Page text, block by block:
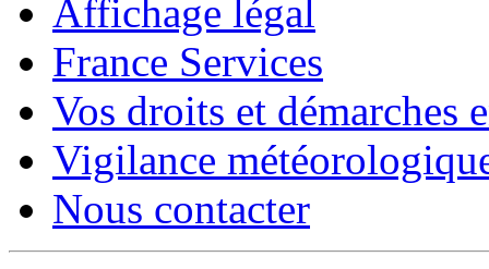
Affichage légal
France Services
Vos droits et démarches
Vigilance
Nous contacter